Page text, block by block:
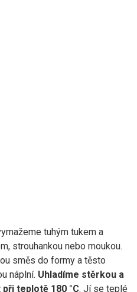
tuhým tukem a
strouhankou nebo moukou.
směs do formy a těsto
náplní. Uhladíme stěrkou a
teplotě 180 °C. Jí se teplé